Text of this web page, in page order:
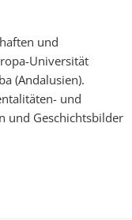
und
Universität
(Andalusien).
und
und Geschichtsbilder